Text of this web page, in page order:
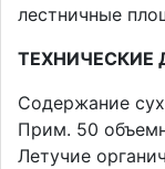
лестничные
ТЕХНИЧЕСКИЕ
Содержание
Прим. 50
Летучие